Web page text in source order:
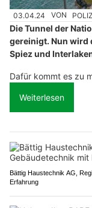
03.04.24 VON
Die Tunnel der
gereinigt. Nun wird
Spiez und
Dafür kommt es zu
Weiterlesen
Bättig Haustechnik AG,
Erfahrung